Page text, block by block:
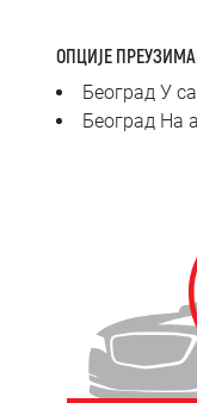
ОПЦИЈЕ
Београд У
Београд На